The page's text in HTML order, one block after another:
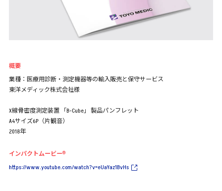
概要
業種：医療用診断・測定機器等の輸入販売と保守サービス
東洋メディック株式会社様
X線骨密度測定装置 「B-Cube」 製品パンフレット
A4サイズ6P（片観音）
2018年
インパクトムービー®
https://www.youtube.com/watch?v=eUaYaz1BvHs